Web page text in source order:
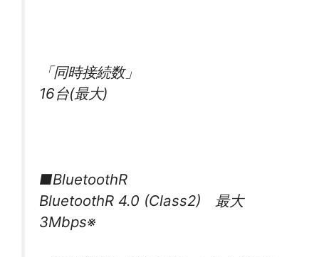
「同時接続数」
16台(最大)
■BluetoothR
BluetoothR 4.0 (Class2) 最大
3Mbps※